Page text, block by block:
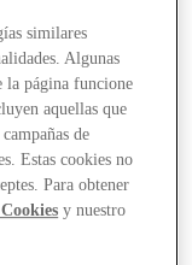
similares
Algunas
la página funcione
aquellas que
de
Estas cookies no
Para obtener
y nuestro